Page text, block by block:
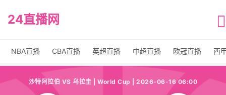
24直播网
NBA直播 CBA直播 英超直播 中超直播 欧冠直播 西
沙特阿拉伯 VS 乌拉圭 | World Cup | 2026-06-16 06:00